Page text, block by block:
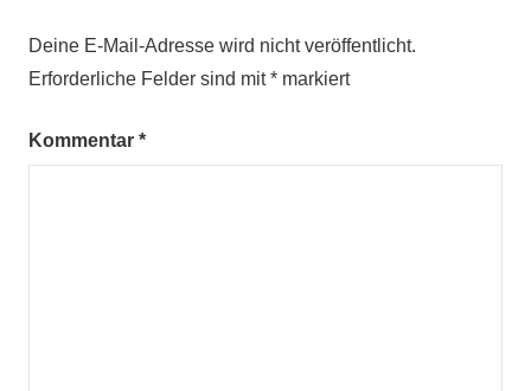
Deine E-Mail-Adresse wird nicht veröffentlicht.
Erforderliche Felder sind mit* markiert
Kommentar *